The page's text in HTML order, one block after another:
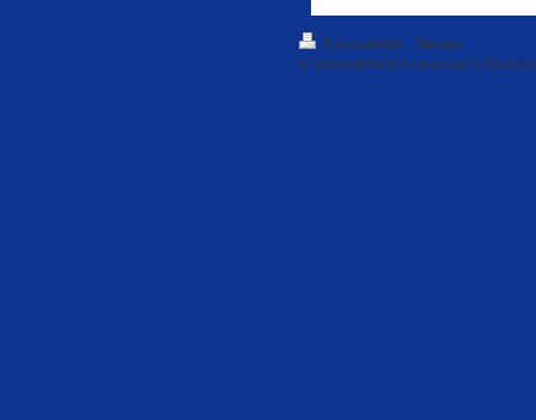
Druckversion | Sitemap
© Österreichisch-Französische